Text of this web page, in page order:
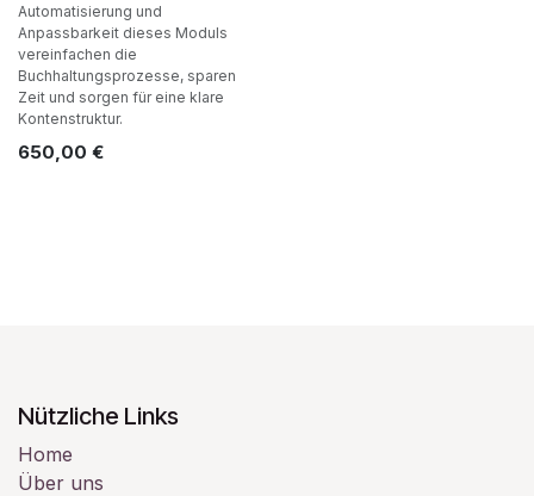
Automatisierung und
Anpassbarkeit dieses Moduls
vereinfachen die
Buchhaltungsprozesse, sparen
Zeit und sorgen für eine klare
Kontenstruktur.
650,00 €
Nützliche Links
Home
Über uns